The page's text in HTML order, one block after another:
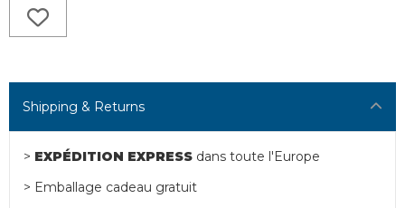
Shipping & Returns
> EXPÉDITION EXPRESS dans toute l'Europe
> Emballage cadeau gratuit